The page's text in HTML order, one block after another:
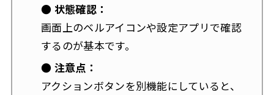
● 状態確認：
画面上のベルアイコンや設定アプリで確認
するのが基本です。
● 注意点：
アクションボタンを別機能にしていると、